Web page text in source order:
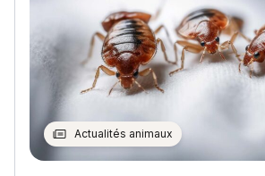
Actualités animaux